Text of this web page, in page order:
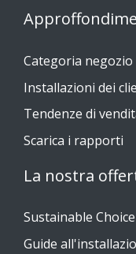
Categoria negozio
Installazioni dei
Tendenze di
Scarica i rapporti
La nostra
Sustainable Choice
Guide